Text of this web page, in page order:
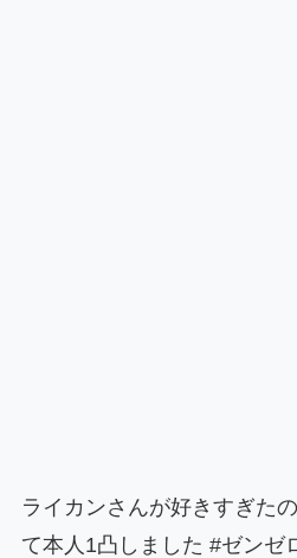
ライカンさんが好きすぎた
て本人1凸しました #ゼンゼ